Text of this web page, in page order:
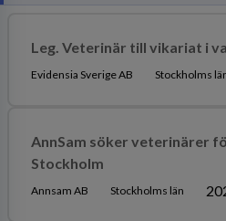
Leg. Veterinär till vikariat i
Evidensia Sverige AB Stockholms
AnnSam söker veterinärer
Stockholm
Annsam AB Stockholms län